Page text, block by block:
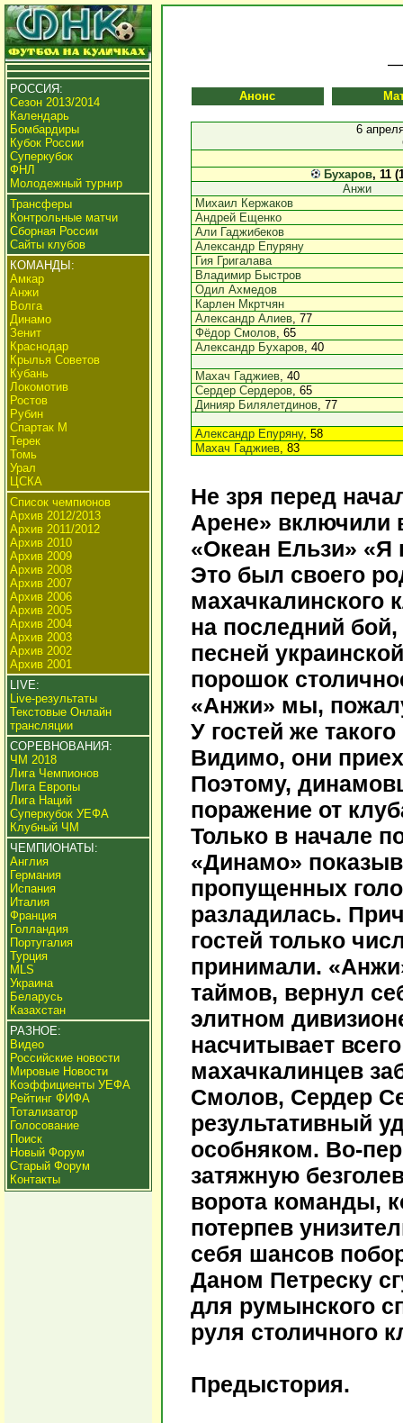
РОССИЯ:
Сезон 2013/2014
Календарь
Бомбардиры
Кубок России
Суперкубок
ФНЛ
Молодежный турнир
Трансферы
Контрольные матчи
Сборная России
Сайты клубов
КОМАНДЫ:
Амкар
Анжи
Волга
Динамо
Зенит
Краснодар
Крылья Советов
Кубань
Локомотив
Ростов
Рубин
Спартак М
Терек
Томь
Урал
ЦСКА
Список чемпионов
Архив 2012/2013
Архив 2011/2012
Архив 2010
Архив 2009
Архив 2008
Архив 2007
Архив 2006
Архив 2005
Архив 2004
Архив 2003
Архив 2002
Архив 2001
LIVE:
Live-результаты
Текстовые Онлайн
трансляции
СОРЕВНОВАНИЯ:
ЧМ 2018
Лига Чемпионов
Лига Европы
Лига Наций
Суперкубок УЕФА
Клубный ЧМ
ЧЕМПИОНАТЫ:
Англия
Германия
Испания
Италия
Франция
Голландия
Португалия
Турция
MLS
Украина
Беларусь
Казахстан
РАЗНОЕ:
Видео
Российские новости
Мировые Новости
Коэффициенты УЕФА
Рейтинг ФИФА
Тотализатор
Голосование
Поиск
Новый Форум
Старый Форум
Контакты
Анонс
6
Бухаров, 11
Анжи
Михаил Кержаков
Андрей Ещенко
Али Гаджибеков
Александр Епуряну
Гия Григалава
Владимир Быстров
Одил Ахмедов
Карлен Мкртчян
Александр Алиев, 77
Фёдор Смолов, 65
Александр Бухаров, 40
Махач Гаджиев, 40
Сердер Сердеров, 65
Динияр Билялетдинов, 77
Александр Епуряну, 58
Махач Гаджиев, 83
Не зря перед
Арене» включили
«Океан Ельзи» «Я
Это был своего
махачкалинского
на последний
песней
порошок
«Анжи» мы,
У гостей же
Видимо, они
Поэтому,
поражение от
Только в начале
«Динамо»
пропущенных
разладилась.
гостей только
принимали.
таймов, вернул
элитном
насчитывает
махачкалинцев
Смолов, Сердер
результативный
особняком. Во-
затяжную
ворота команды,
потерпев
себя шансов
Даном Петреску
для румынского
руля столичного
Предыстория.